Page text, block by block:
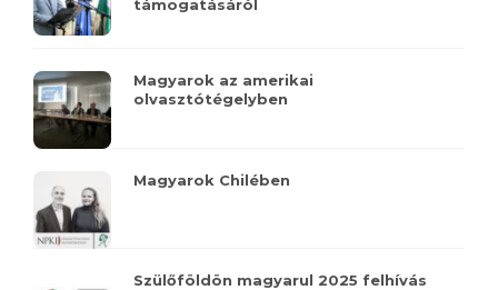
támogatásáról
Magyarok az amerikai
olvasztótégelyben
Magyarok Chilében
Szülőföldön magyarul 2025 felhívás